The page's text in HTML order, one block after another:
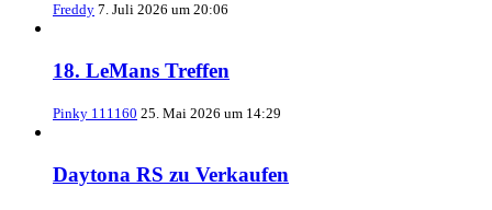
Freddy 7. Juli 2026 um 20:06
18. LeMans Treffen
Pinky 111160 25. Mai 2026 um 14:29
Daytona RS zu Verkaufen